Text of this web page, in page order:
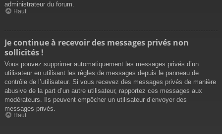
administrateur du forum.
Haut
Je continue à recevoir des messages privés non
sollicités !
Vous pouvez supprimer automatiquement les messages privés d’un
utilisateur en utilisant les règles de messages depuis le panneau de
contrôle de l’utilisateur. Si vous recevez des messages privés de manière
abusive de la part d’un autre utilisateur, rapportez ces messages aux
modérateurs. Ils peuvent empêcher un utilisateur d’envoyer des
messages privés.
Haut